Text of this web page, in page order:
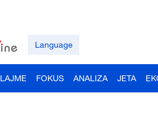
Language
LAJME FOKUS ANALIZA JETA